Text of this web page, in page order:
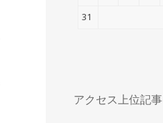
31
アクセス上位記事